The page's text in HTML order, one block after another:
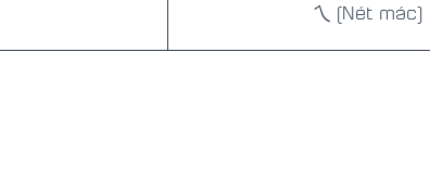
乀 (Nét mác)